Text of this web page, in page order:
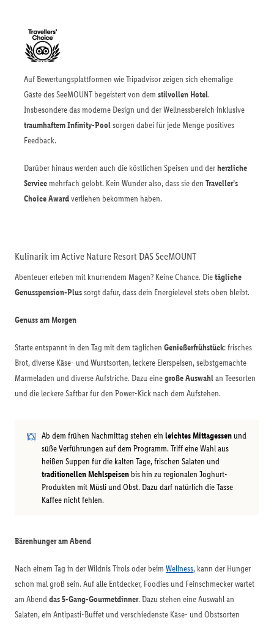
Auf Bewertungsplattformen wie Tripadvisor zeigen sich ehemalige
Gäste des SeeMOUNT begeistert von dem stilvollen Hotel.
Insbesondere das moderne Design und der Wellnessbereich inklusive
traumhaftem Infinity-Poolsorgen dabei für jede Menge positives
Feedback.
Darüber hinaus werden auch die köstlichen Speisen und derherzliche
Servicemehrfach gelobt. Kein Wunder also, dass sie den Traveller’s
Choice Awardverliehen bekommen haben.
Kulinarik im Active Nature Resort DAS SeeMOUNT
Abenteuer erleben mit knurrendem Magen? Keine Chance. Dietägliche
Genusspension-Plussorgt dafür, dass dein Energielevel stets oben bleibt.
Genuss am Morgen
Starte entspannt in den Tag mit dem täglichen Genießerfrühstück: frisches
Brot, diverse Käse- und Wurstsorten, leckere Eierspeisen, selbstgemachte
Marmeladen und diverse Aufstriche. Dazu einegroße Auswahlan Teesorten
und die leckere Saftbar für den Power-Kick nach dem Aufstehen.
Ab dem frühen Nachmittag stehen ein leichtes Mittagessen und
süße Verführungen auf dem Programm. Triff eine Wahl aus
heißen Suppen für die kalten Tage, frischen Salaten und
traditionellen Mehlspeisen bis hin zu regionalen Joghurt-
Produkten mit Müsli und Obst. Dazu darf natürlich die Tasse
Kaffee nicht fehlen.
Bärenhunger am Abend
Nach einem Tag in der Wildnis Tirols oder beim Wellness, kann der Hunger
schon mal groß sein. Auf alle Entdecker, Foodies und Feinschmecker wartet
am Abenddas 5-Gang-Gourmetdinner. Dazu stehen eine Auswahl an
Salaten, ein Antipasti-Buffet und verschiedenste Käse- und Obstsorten